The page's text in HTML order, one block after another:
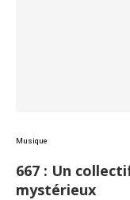
Musique
667 : Un
mystérieux